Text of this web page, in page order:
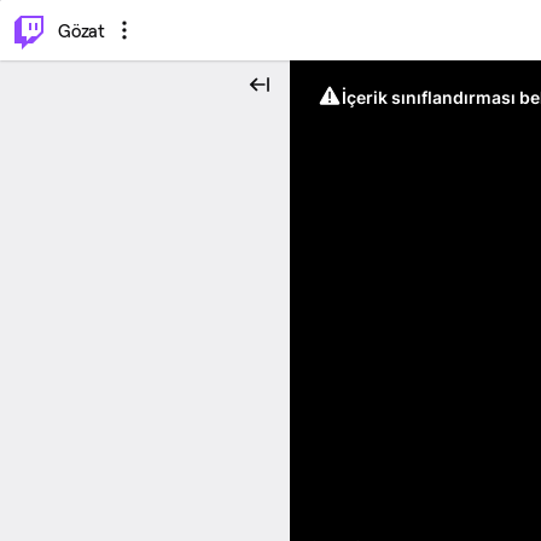
Gözat
İçerik sınıflandırması